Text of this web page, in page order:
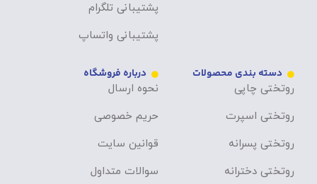
پشتیبانی تلگرام
پشتیبانی واتساپ
دسته بندی محصولات
روتختی چاپی
روتختی اسپرت
روتختی پسرانه
روتختی دخترانه
درباره فروشگاه
نحوه ارسال
حریم خصوصی
قوانین سایت
سوالات متداول